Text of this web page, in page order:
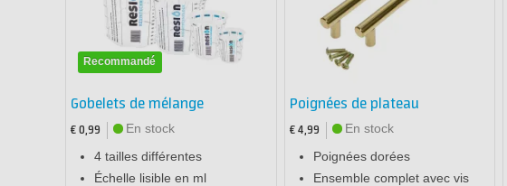
Recommandé
Gobelets de mélange
€ 0,99
En stock
4 tailles différentes
Échelle lisible en ml
Poignées de plateau
€ 4,99
En stock
Poignées dorées
Ensemble complet avec vis